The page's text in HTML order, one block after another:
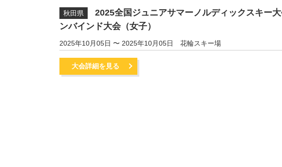
秋田県
2025全国ジュニアサマーノルディックスキー
ンバインド大会（女子）
2025年10月05日 〜 2025年10月05日 花輪スキー場
大会詳細を見る